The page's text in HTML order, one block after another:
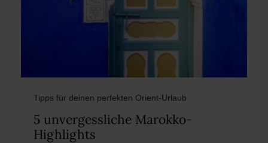
Tipps für deinen perfekten Orient-Urlaub
5 unvergessliche Marokko-
Highlights